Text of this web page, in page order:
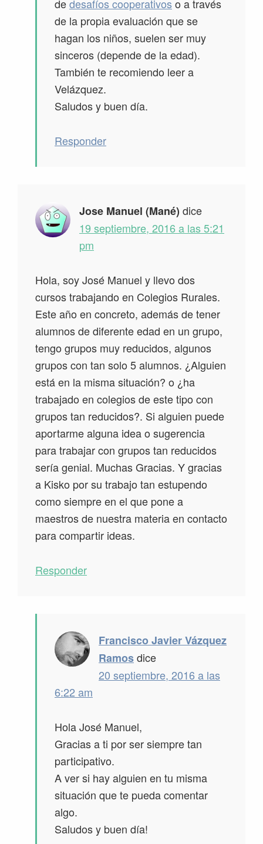
dedesafíos cooperativos o a través
de la propia evaluación que se
hagan los niños, suelen ser muy
sinceros (depende de la edad).
También te recomiendo leer a
Velázquez.
Saludos y buen día.
Responder
Jose Manuel (Mané) dice
19 septiembre, 2016 a las 5:21
pm
Hola, soy José Manuel y llevo dos
cursos trabajando en Colegios Rurales.
Este año en concreto, además de tener
alumnos de diferente edad en un grupo,
tengo grupos muy reducidos, algunos
grupos con tan solo 5 alumnos. ¿Alguien
está en la misma situación? o ¿ha
trabajado en colegios de este tipo con
grupos tan reducidos?. Si alguien puede
aportarme alguna idea o sugerencia
para trabajar con grupos tan reducidos
sería genial. Muchas Gracias. Y gracias
a Kisko por su trabajo tan estupendo
como siempre en el que pone a
maestros de nuestra materia en contacto
para compartir ideas.
Responder
Francisco Javier Vázquez
Ramosdice
20 septiembre, 2016 a las
6:22 am
Hola José Manuel,
Gracias a ti por ser siempre tan
participativo.
A ver si hay alguien en tu misma
situación que te pueda comentar
algo.
Saludos y buen día!